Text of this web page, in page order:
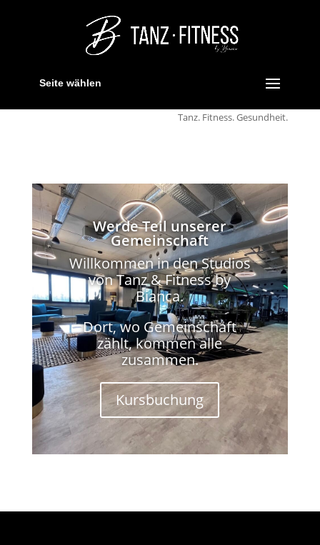
Seite wählen
Tanz. Fitness. Gesundheit.
Werde Teil unserer
Gemeinschaft
Willkommen in den Studios
von Tanz & Fitness by
Bianca.
Dort, wo Gemeinschaft
zählt, kommen alle
zusammen.
Kursbuchung